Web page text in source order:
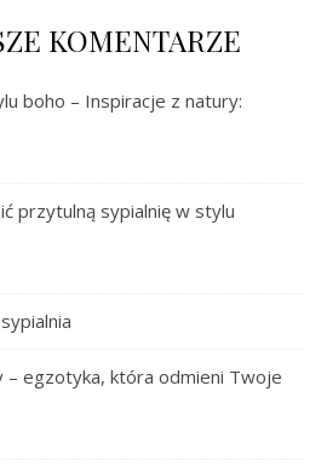
KOMENTARZE
boho – Inspiracje z natury:
przytulną sypialnię w stylu
– egzotyka, która odmieni Twoje